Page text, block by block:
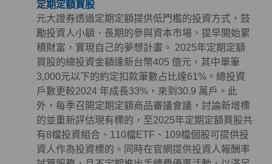
定期定額買股
元大證券透過定期定額提供低門檻的投資方式，鼓
勵投資人小額、長期的參與資本市場，提早開始累
積財富，實現自己的夢想計畫。 2025年定期定額
買股的總投資金額達新台幣405 億元，其中單筆
3,000元以下的約定扣款筆數占比達61%。總投資
戶數更較2024 年成長33%，來到30.9 萬戶。此
外，每季召開定期定額商品審議會議，討論新增標
的並重新評估現有標的，至2025年定期定額買股共
有8檔投資組合、110檔ETF、109檔個股可提供投
資人作為投資標的。同時在官網提供投資人報酬率